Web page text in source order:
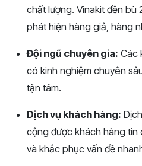
chất lượng. Vinakit đền bù
phát hiện hàng giả, hàng
Đội ngũ chuyên gia: Các
có kinh nghiệm chuyên
tận tâm.
Dịch vụ khách hàng:
cộng được khách hàng tin
và khắc phục vấn đề